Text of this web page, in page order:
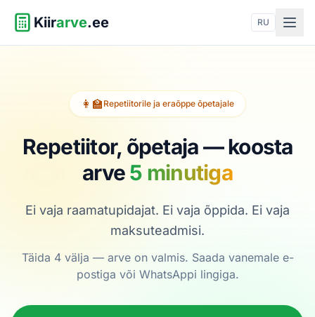
Kiirarve.ee RU
👩‍🏫 Repetiitorile ja eraõppe õpetajale
Repetiitor, õpetaja —koosta
arve5 minutiga
Ei vaja raamatupidajat. Ei vaja õppida. Ei vaja
maksuteadmisi.
Täida 4 välja — arve on valmis. Saada vanemale e-
postiga või WhatsAppi lingiga.